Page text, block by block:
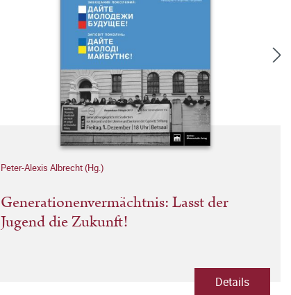
Peter-Alexis Albrecht (Hg.)
Generationenvermächtnis: Lasst der
Jugend die Zukunft!
Details